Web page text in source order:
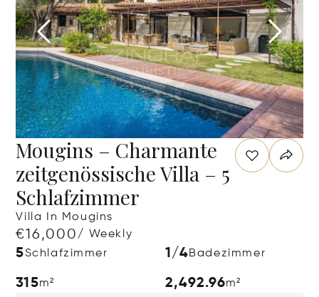
Mougins – Charmante
zeitgenössische Villa – 5
Schlafzimmer
Villa In Mougins
€16,000/ Weekly
5Schlafzimmer 1/4Badezimmer
315m² 2,492.96m²